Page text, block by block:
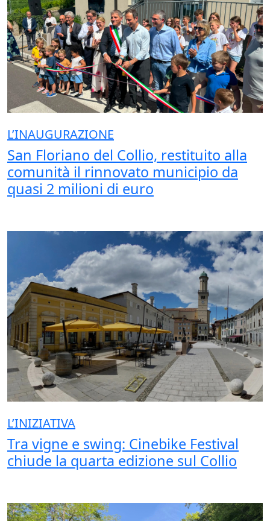
L’INAUGURAZIONE
San Floriano del Collio, restituito alla
comunità il rinnovato municipio da
quasi 2 milioni di euro
L’INIZIATIVA
Tra vigne e swing: Cinebike Festival
chiude la quarta edizione sul Collio